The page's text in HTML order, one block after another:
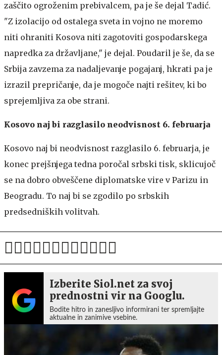
zaščito ogroženim prebivalcem, pa je še dejal Tadić.
"Z izolacijo od ostalega sveta in vojno ne moremo
niti ohraniti Kosova niti zagotoviti gospodarskega
napredka za državljane," je dejal. Poudaril je še, da se
Srbija zavzema za nadaljevanje pogajanj, hkrati pa je
izrazil prepričanje, da je mogoče najti rešitev, ki bo
sprejemljiva za obe strani.
Kosovo naj bi razglasilo neodvisnost 6. februarja
Kosovo naj bi neodvisnost razglasilo 6. februarja, je
konec prejšnjega tedna poročal srbski tisk, sklicujoč
se na dobro obveščene diplomatske vire v Parizu in
Beogradu. To naj bi se zgodilo po srbskih
predsedniških volitvah.
Izberite Siol.net za svoj
prednostni vir na Googlu.
Bodite hitro in zanesljivo informirani ter spremljajte
aktualne in zanimive vsebine.